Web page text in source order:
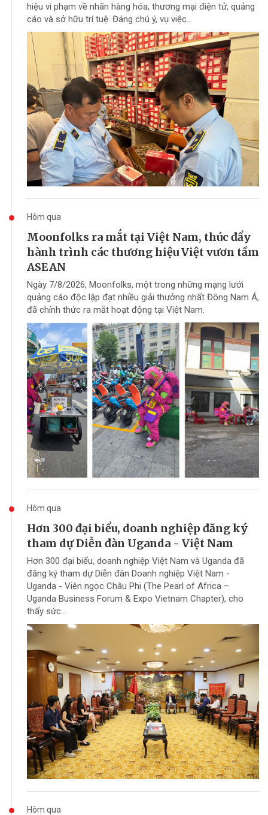
hiệu vi phạm về nhãn hàng hóa, thương mại điện tử, quảng
cáo và sở hữu trí tuệ. Đáng chú ý, vụ việc...
Hôm qua
Moonfolks ra mắt tại Việt Nam, thúc đẩy
hành trình các thương hiệu Việt vươn tầm
ASEAN
Ngày 7/8/2026, Moonfolks, một trong những mạng lưới
quảng cáo độc lập đạt nhiều giải thưởng nhất Đông Nam Á,
đã chính thức ra mắt hoạt động tại Việt Nam.
Hôm qua
Hơn 300 đại biểu, doanh nghiệp đăng ký
tham dự Diễn đàn Uganda - Việt Nam
Hơn 300 đại biểu, doanh nghiệp Việt Nam và Uganda đã
đăng ký tham dự Diễn đàn Doanh nghiệp Việt Nam -
Uganda - Viên ngọc Châu Phi (The Pearl of Africa –
Uganda Business Forum & Expo Vietnam Chapter), cho
thấy sức...
Hôm qua